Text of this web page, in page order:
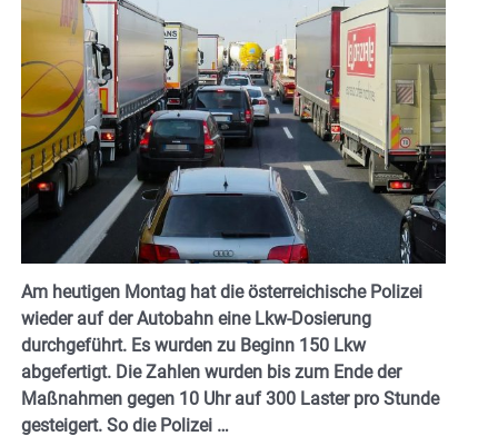
Am heutigen Montag hat die österreichische Polizei
wieder auf der Autobahn eine Lkw-Dosierung
durchgeführt. Es wurden zu Beginn 150 Lkw
abgefertigt. Die Zahlen wurden bis zum Ende der
Maßnahmen gegen 10 Uhr auf 300 Laster pro Stunde
gesteigert. So die Polizei …